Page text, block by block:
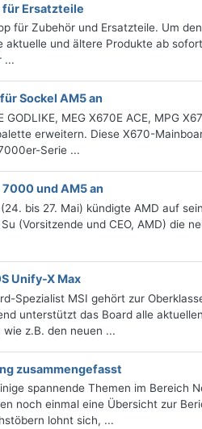
Ersatzteile
für Zubehör und Ersatzteile. Um
und ältere Produkte ab
...
Sockel AM5 an
MEG X670E ACE, MPG
erweitern. Diese X670-
Serie ...
und AM5 an
bis 27. Mai) kündigte AMD auf
(Vorsitzende und CEO, AMD) die
Unify-X Max
Spezialist MSI gehört zur
unterstützt das Board alle
z.B. den neuen ...
zusammengefasst
spannende Themen im Bereich
noch einmal eine Übersicht zur
lohnt sich, ...